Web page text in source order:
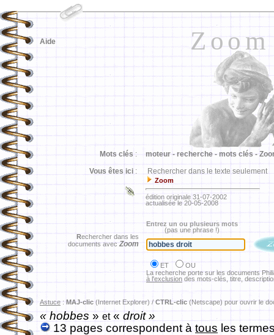
Zoom
Aide
Mots clés : moteur - recherche - mots clés -
Vous êtes ici : Rechercher dans le texte seulement
Zoom
édition originale 31-07-2002
actualisée le 20-05-2008
Rechercher dans les
documents avec Zoom
Entrez un ou plusieurs mots
(pas une phrase !)
ET
OU
La recherche porte sur les documents
à l'exclusion des mots-clés, titre,
Astuce : MAJ-clic (Internet Explorer) / CTRL-clic (Netscape) pour ouvrir le
« hobbes » et« droit »
13 pages correspondent à tous les